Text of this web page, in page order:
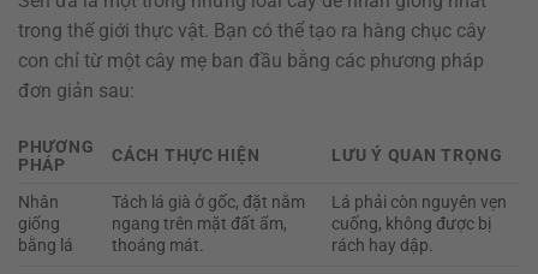
trong thế giới thực vật. Bạn có thể tạo ra hàng chục cây
con chỉ từ một cây mẹ ban đầu bằng các phương pháp
đơn giản sau:
PHƯƠNG
PHÁP
CÁCH THỰC HIỆN LƯU Ý QUAN TRỌNG
Nhân
giống
bằng lá
Tách lá già ở gốc, đặt nằm
ngang trên mặt đất ẩm,
thoáng mát.
Lá phải còn nguyên vẹn
cuống, không được bị
rách hay dập.